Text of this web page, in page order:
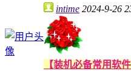
intime 2024-9-26
【装机必备常用软